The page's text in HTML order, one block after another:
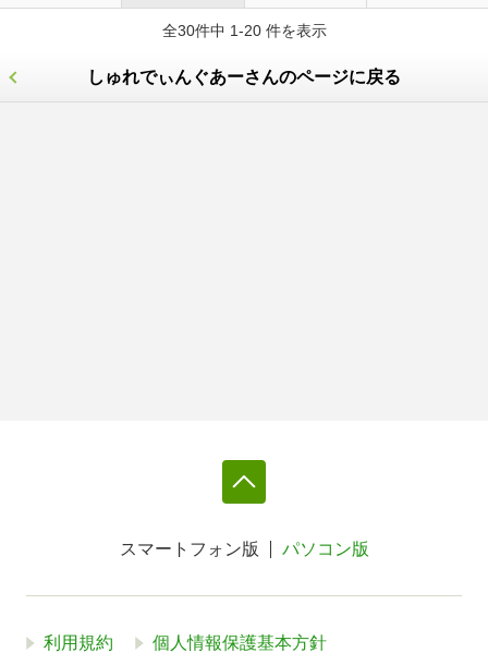
全30件中 1-20 件を表示
しゅれでぃんぐあーさんのページに戻る
スマートフォン版 パソコン版
利用規約 個人情報保護基本方針